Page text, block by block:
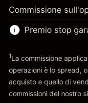
Vai alla
Dimensione
Denaro da leva
Vai alla
Commissione
Premio stop
1La commissione
operazioni è lo spread,
acquisto e quello di
commissioni del nostro